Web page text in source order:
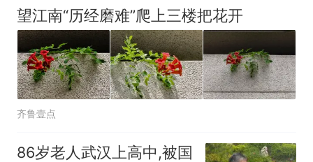
官方通报
热 那个在床头放菜刀的女孩，
因老师一句“跟我回家”改写了
人生
望江南“历经磨难”爬上三楼把花开
齐鲁壹点
86岁老人武汉上高中,被国